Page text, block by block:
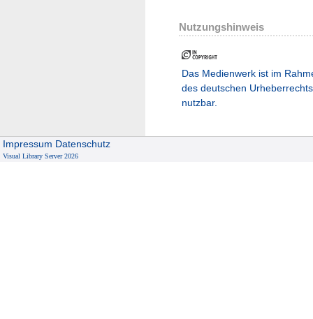
Nutzungshinweis
Das Medienwerk ist im
des deutschen Urheberrechts
nutzbar.
Impressum Datenschutz
Visual Library Server 2026